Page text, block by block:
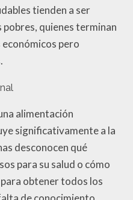
tienden a ser
quienes terminan
pero
alimentación
significativamente a la
desconocen qué
para su salud o cómo
obtener todos los